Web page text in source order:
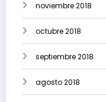
noviembre 2018
octubre 2018
septiembre 2018
agosto 2018